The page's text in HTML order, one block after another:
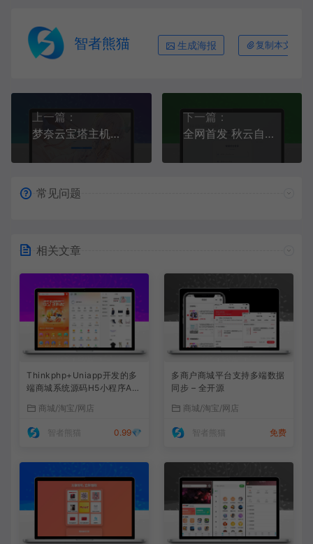
智者熊猫 生成海报 复制本文链接
上一篇：
梦奈云宝塔主机系统网站源码支持二级域名分销
下一篇：
全网首发 秋云自助下单系统V2最新版 彩虹云商城二开美化
常见问题
相关文章
Thinkphp+Uniapp开发的多
端商城系统源码H5小程序AP
商城/淘宝/网店
智者熊猫 0.99💎
多商户商城平台支持多端数据
同步 – 全开源
商城/淘宝/网店
智者熊猫 免费